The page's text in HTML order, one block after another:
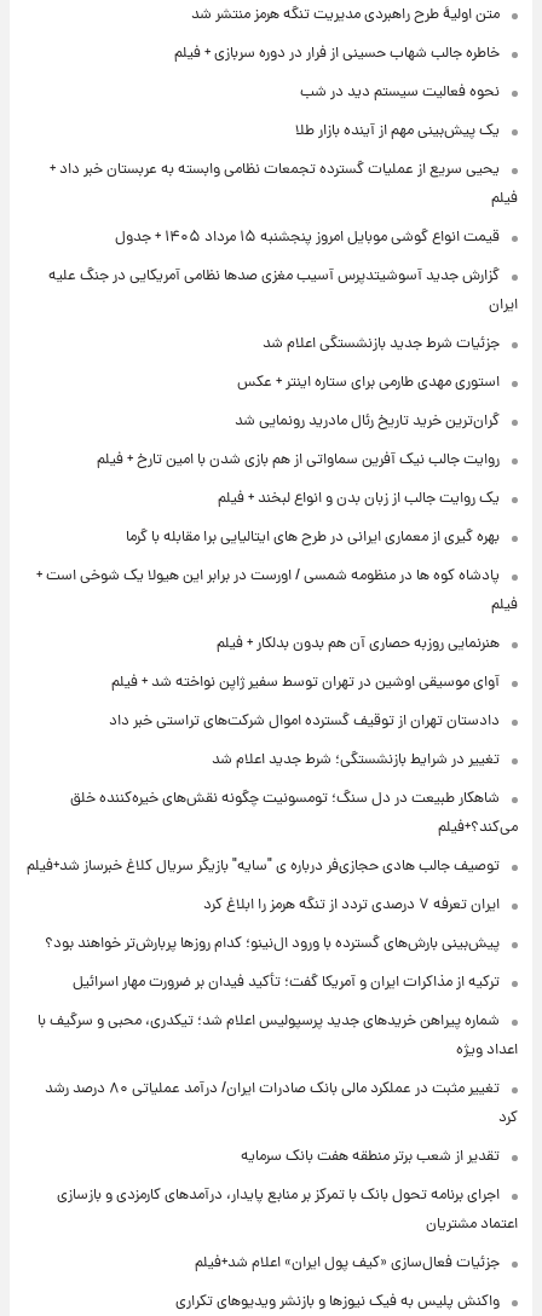
متن اولیۀ طرح راهبردی مدیریت تنگه هرمز منتشر شد
خاطره جالب شهاب حسینی از فرار در دوره سربازی + فیلم
نحوه فعالیت سیستم دید در شب
یک پیش‌بینی مهم از آینده بازار طلا
یحیی سریع از عملیات گسترده تجمعات نظامی وابسته به عربستان خبر داد +
فیلم
قیمت انواع گوشی موبایل امروز پنجشنبه ۱۵ مرداد ۱۴۰۵ + جدول
گزارش جدید آسوشیتدپرس آسیب مغزی صدها نظامی آمریکایی در جنگ علیه
ایران
جزئیات شرط جدید بازنشستگی اعلام شد
استوری مهدی طارمی برای ستاره اینتر + عکس
گران‌ترین خرید تاریخ رئال مادرید رونمایی شد
روایت جالب نیک آفرین سماواتی از هم بازی شدن با امین تارخ + فیلم
یک روایت جالب از زبان بدن و انواع لبخند + فیلم
بهره گیری از معماری ایرانی در طرح های ایتالیایی برا مقابله با گرما
پادشاه کوه ها در منظومه شمسی / اورست در برابر این هیولا یک شوخی است +
فیلم
هنرنمایی روزبه حصاری آن هم بدون بدلکار + فیلم
آوای موسیقی اوشین در تهران توسط سفیر ژاپن نواخته شد + فیلم
دادستان تهران از توقیف گسترده اموال شرکت‌های تراستی خبر داد
تغییر در شرایط بازنشستگی؛ شرط جدید اعلام شد
شاهکار طبیعت در دل سنگ؛ تومسونیت چگونه نقش‌های خیره‌کننده خلق
می‌کند؟+فیلم
توصیف جالب هادی حجازی‌فر درباره ی "سایه" بازیگر سریال کلاغ خبرساز شد+فیلم
ایران تعرفه ۷ درصدی تردد از تنگه هرمز را ابلاغ کرد
پیش‌بینی بارش‌های گسترده با ورود ال‌نینو؛ کدام روزها پربارش‌تر خواهند بود؟
ترکیه از مذاکرات ایران و آمریکا گفت؛ تأکید فیدان بر ضرورت مهار اسرائیل
شماره پیراهن خریدهای جدید پرسپولیس اعلام شد؛ تیکدری، محبی و سرگیف با
اعداد ویژه
تغییر مثبت در عملکرد مالی بانک صادرات ایران/ درآمد عملیاتی ۸۰ درصد رشد
کرد
تقدیر از شعب برتر منطقه هفت بانک سرمایه
اجرای برنامه تحول بانک با تمرکز بر منابع پایدار، درآمدهای کارمزدی و بازسازی
اعتماد مشتریان
جزئیات فعال‌سازی «کیف پول ایران» اعلام شد+فیلم
واکنش پلیس به فیک نیوزها و بازنشر ویدیوهای تکراری